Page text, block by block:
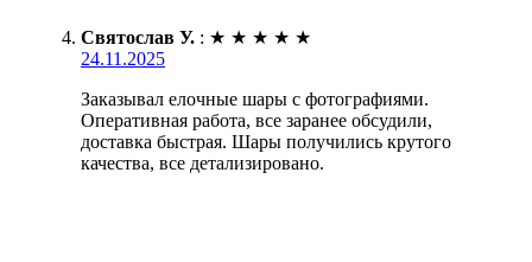
Святослав У. : ★ ★ ★ ★ ★
24.11.2025
Заказывал елочные шары с фотографиями.
Оперативная работа, все заранее обсудили,
доставка быстрая. Шары получились крутого
качества, все детализировано.